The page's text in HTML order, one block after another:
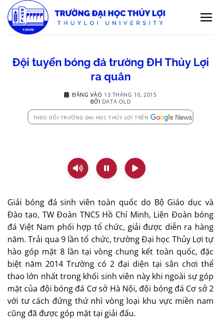
qua
nội
Đội tuyển bóng đá trường ĐH Thủy Lợi
ra quân
ĐĂNG VÀO 13 THÁNG 10, 2015
BỞI DATA OLD
THEO DÕI TRƯỜNG ĐẠI HỌC THỦY LỢI TRÊN
Giải bóng đá sinh viên toàn quốc do Bộ Giáo dục và
Đào tạo, TW Đoàn TNCS Hồ Chí Minh, Liên Đoàn bóng
đá Việt Nam phối hợp tổ chức, giải được diễn ra hàng
năm. Trải qua 9 lần tổ chức, trường Đại học Thủy Lợi tự
hào góp mặt 8 lần tại vòng chung kết toàn quốc, đặc
biệt năm 2014 Trường có 2 đại diện tại sân chơi thể
thao lớn nhất trong khối sinh viên này khi ngoài sự góp
mặt của đội bóng đá Cơ sở Hà Nội, đội bóng đá Cơ sở 2
với tư cách đứng thứ nhì vòng loại khu vực miền nam
cũng đã được góp mặt tại giải đấu.